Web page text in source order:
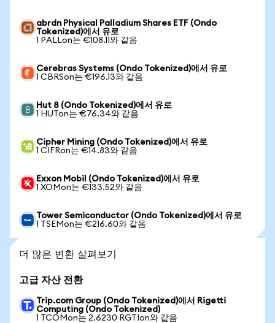
abrdn Physical Palladium Shares ETF (Ondo
Tokenized)에서 유로
1 PALLon는 €108.11와 같음
Cerebras Systems (Ondo Tokenized)에서 유로
1 CBRSon는 €196.13와 같음
Hut 8 (Ondo Tokenized)에서 유로
1 HUTon는 €76.34와 같음
Cipher Mining (Ondo Tokenized)에서 유로
1 CIFRon는 €14.83와 같음
Exxon Mobil (Ondo Tokenized)에서 유로
1 XOMon는 €133.52와 같음
Tower Semiconductor (Ondo Tokenized)에서 유로
1 TSEMon는 €216.60와 같음
더 많은 변환 살펴보기
고급 자산 전환
Trip.com Group (Ondo Tokenized)에서 Rigetti
Computing (Ondo Tokenized)
1 TCOMon는 2.6230 RGTIon와 같음